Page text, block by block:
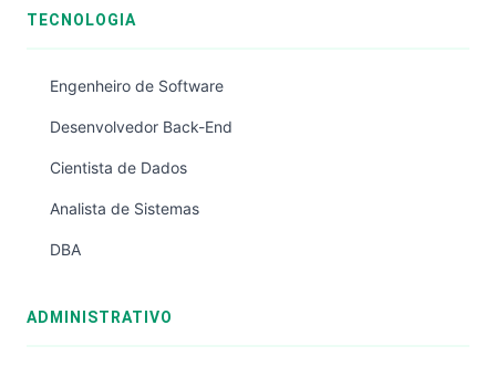
TECNOLOGIA
Engenheiro de Software
Desenvolvedor Back-End
Cientista de Dados
Analista de Sistemas
DBA
ADMINISTRATIVO